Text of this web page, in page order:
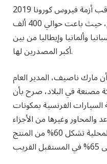
على الرغم من عواقب أزمة فيروس كورونا 2019 (COVID-19)،
تعافت الصناعة تدريجيا هذا العام، حيث باعت حوالي 400 ألف
وألمانيا وإيطاليا من بين
أكبر المصدرين لها.
مارك ناصيف، المدير العام
مصنعة في البلاد، صرح بأن
الفرنسية بمكونات
والمحاور وغيرها من الأجزاء
الأساسية. وقدر أن المكونات المحلية تشكل 60% من المنتج